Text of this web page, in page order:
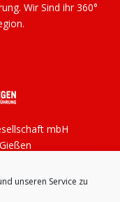
unseren Service zu
Wir Sind ihr 360°
mbH